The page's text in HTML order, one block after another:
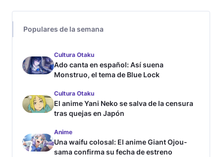
Populares de la semana
Cultura Otaku
Ado canta en español: Así suena
Monstruo, el tema de Blue Lock
Cultura Otaku
El anime Yani Neko se salva de la censura
tras quejas en Japón
Anime
Una waifu colosal: El anime Giant Ojou-
sama confirma su fecha de estreno